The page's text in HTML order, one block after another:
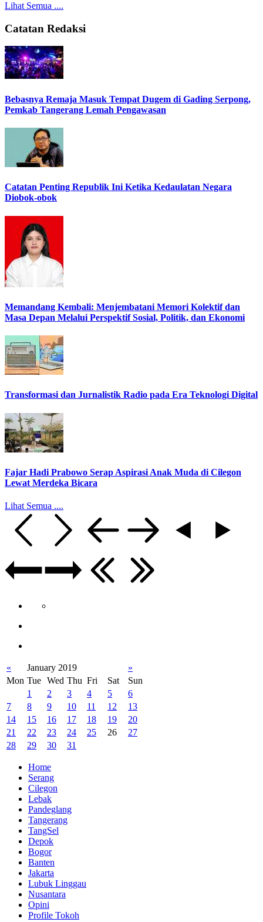
Lihat Semua ....
Catatan Redaksi
Bebasnya Remaja Masuk Tempat Dugem di Gading Serpong,
Pemkab Tangerang Lemah Pengawasan
Catatan Penting Republik Ini Ketika Kedaulatan Negara
Diobok-obok
Memandang Kembali: Menjembatani Memori Kolektif dan
Masa Depan Melalui Perspektif Sosial, Politik, dan Ekonomi
Transformasi dan Jurnalistik Radio pada Era Teknologi Digital
Fajar Hadi Prabowo Serap Aspirasi Anak Muda di Cilegon
Lewat Merdeka Bicara
Lihat Semua ....
« January 2019
»
Mon Tue Wed Thu Fri Sat
Sun
1
2 3 4 5
6
7
8 9 10 11 12
13
14
15 16 17 18 19
20
21
22 23 24 25 26
27
28
29 30 31
Home
Serang
Cilegon
Lebak
Pandeglang
Tangerang
TangSel
Depok
Bogor
Banten
Jakarta
Lubuk Linggau
Nusantara
Opini
Profile Tokoh